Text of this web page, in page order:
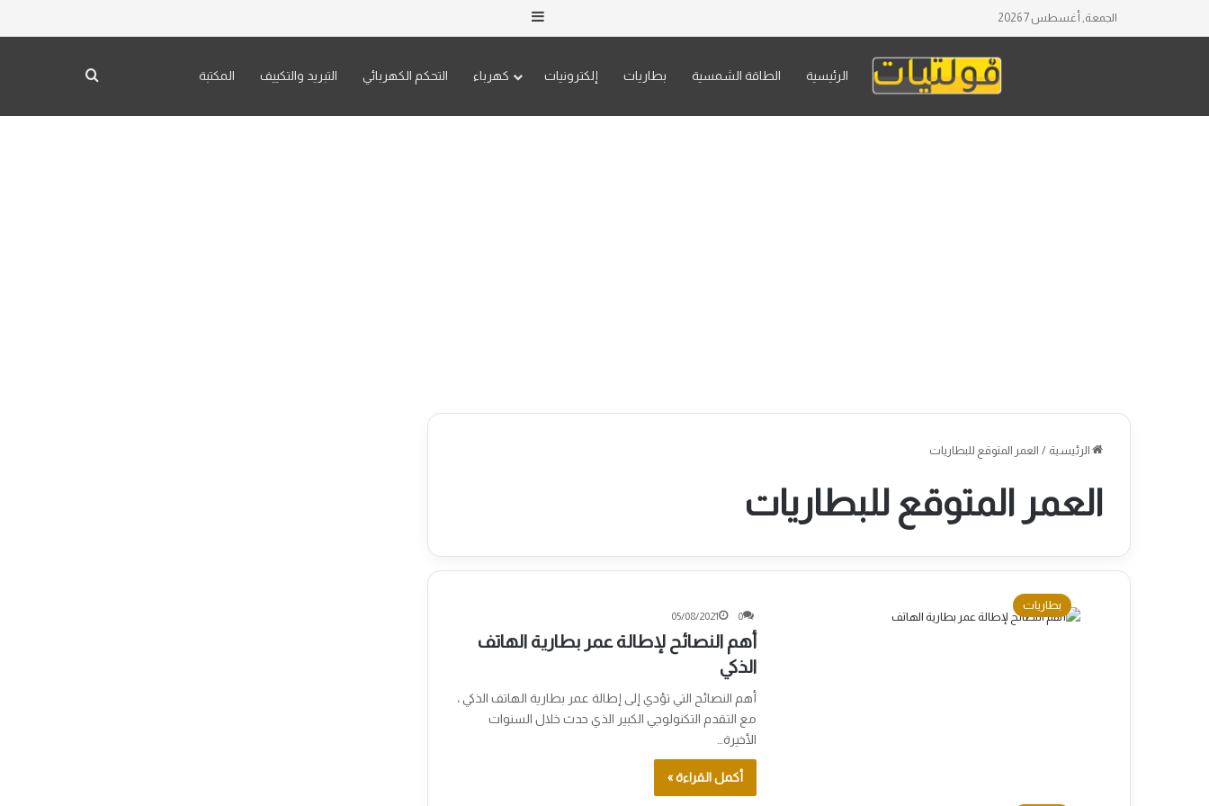
الجمعة, أغسطس 7 2026
الرئيسية الطاقة الشمسية بطاريات إلكترونيات كهرباء التحكم الكهربائي التبريد والتكييف المكتبة
الرئيسية / العمر المتوقع للبطاريات
العمر المتوقع للبطاريات
بطاريات
05/08/2021 0
أهم النصائح لإطالة عمر بطارية الهاتف
الذكي
أهم النصائح التي تؤدي إلى إطالة عمر بطارية الهاتف الذكي ،
مع التقدم التكنولوجي الكبير الذي حدث خلال السنوات
الأخيرة…
أكمل القراءة »